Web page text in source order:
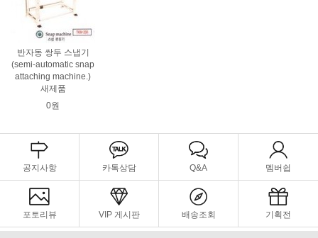
반자동 쌍두 스냅기
(semi-automatic snap
attaching machine.)
새제품
0원
공지사항 카톡상담 Q&A 멤버쉽
포토리뷰 VIP 게시판 배송조회 기획전